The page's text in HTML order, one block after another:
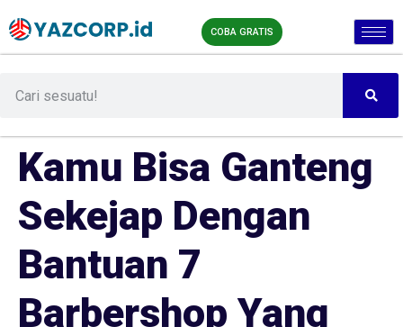
COBA GRATIS
Kamu Bisa Ganteng
Sekejap Dengan
Bantuan 7
Barbershop Yang